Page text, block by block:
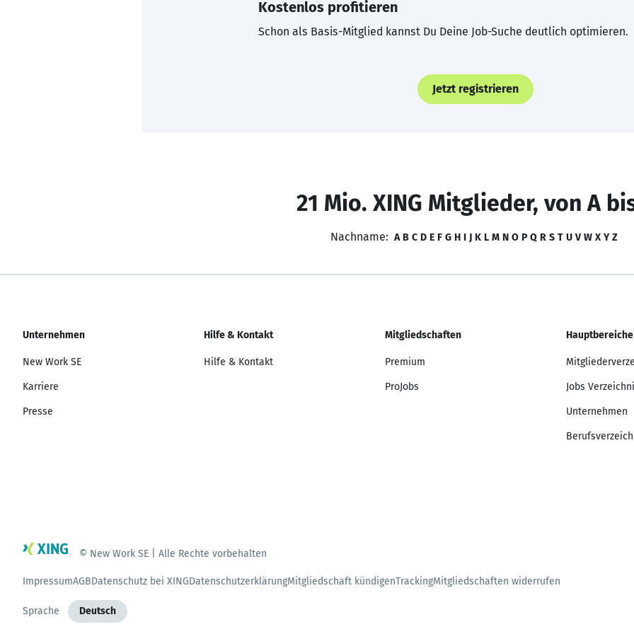
Kostenlos profitieren
Schon als Basis-Mitglied kannst Du Deine Job-Suche deutlich optimieren.
Jetzt registrieren
21 Mio. XING Mitglieder, von A
Nachname: A B C D E F G H I J K L M N O P Q R S T U V W X Y Z
Unternehmen
New Work SE
Karriere
Presse
Hilfe & Kontakt
Hilfe & Kontakt
Mitgliedschaften
Premium
ProJobs
Hauptbereiche
Jobs
Unternehmen
© New Work SE | Alle Rechte vorbehalten
ImpressumAGBDatenschutz bei XINGDatenschutzerklärungMitgliedschaft kündigenTrackingMitgliedschaften widerrufen
Sprache Deutsch